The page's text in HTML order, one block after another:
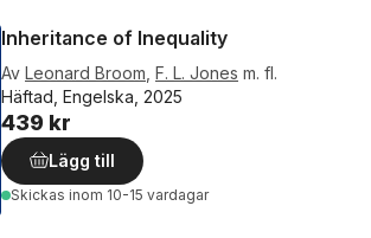
Inheritance of Inequality
Av Leonard Broom F. L. Jones m. fl.
Häftad, Engelska, 2025
439 kr
Lägg till
Skickas inom 10-15 vardagar